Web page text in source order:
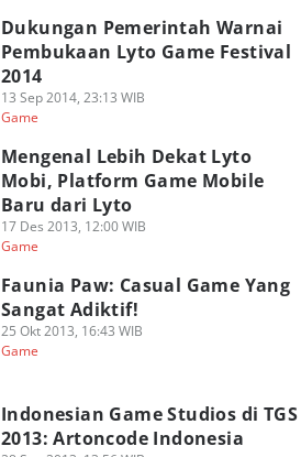
Dukungan Pemerintah Warnai
Pembukaan Lyto Game Festival
2014
13 Sep 2014, 23:13 WIB
Game
Mengenal Lebih Dekat Lyto
Mobi, Platform Game Mobile
Baru dari Lyto
17 Des 2013, 12:00 WIB
Game
Faunia Paw: Casual Game Yang
Sangat Adiktif!
25 Okt 2013, 16:43 WIB
Game
Indonesian Game Studios di TGS
2013: Artoncode Indonesia